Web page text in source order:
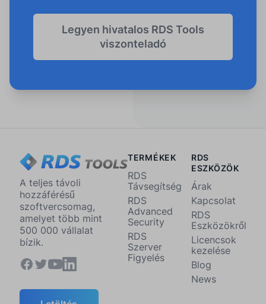
Legyen hivatalos RDS Tools
viszonteladó
A teljes távoli
hozzáférésű
szoftvercsomag,
amelyet több mint
500 000 vállalat
bízik.
TERMÉKEK
RDS
Távsegítség
RDS
Advanced
Security
RDS
Szerver
Figyelés
RDS
ESZKÖZÖK
Árak
Kapcsolat
RDS
Eszközökről
Licencsok
kezelése
Blog
News